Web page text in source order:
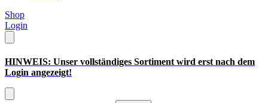
Shop
Login
HINWEIS: Unser vollständiges Sortiment wird erst nach dem
Login angezeigt!